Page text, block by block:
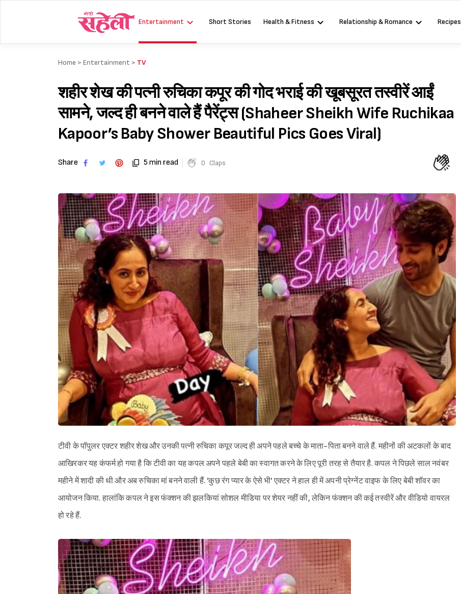
Entertainment Short Stories Health & Fitness Relationship & Romance Recipes
Home > Entertainment > TV
शहीर शेख की पत्नी रुचिका कपूर की गोद भराई की खूबसूरत तस्वीरें आईं
सामने, जल्द ही बनने वाले हैं पैरेंट्स (Shaheer Sheikh Wife Ruchikaa
Kapoor’s Baby Shower Beautiful Pics Goes Viral)
Share 5 min read 0 Claps
टीवी के पॉपुलर एक्टर शहीर शेख और उनकी पत्नी रुचिका कपूर जल्द ही अपने पहले बच्चे के माता-पिता बनने वाले हैं. महीनों की अटकलों के बाद
आखिरकर यह कंफर्म हो गया है कि टीवी का यह कपल अपने पहले बेबी का स्वागत करने के लिए पूरी तरह से तैयार है. कपल ने पिछले साल नवंबर
महीने में शादी की थी और अब रुचिका मां बनने वाली हैं. 'कुछ रंग प्यार के ऐसे भी' एक्टर ने हाल ही में अपनी प्रेग्नेंट वाइफ के लिए बेबी शॉवर का
आयोजन किया. हालांकि कपल ने इस फंक्शन की झलकियां सोशल मीडिया पर शेयर नहीं की, लेकिन फंक्शन की कई तस्वीरें और वीडियो वायरल
हो रहे हैं.